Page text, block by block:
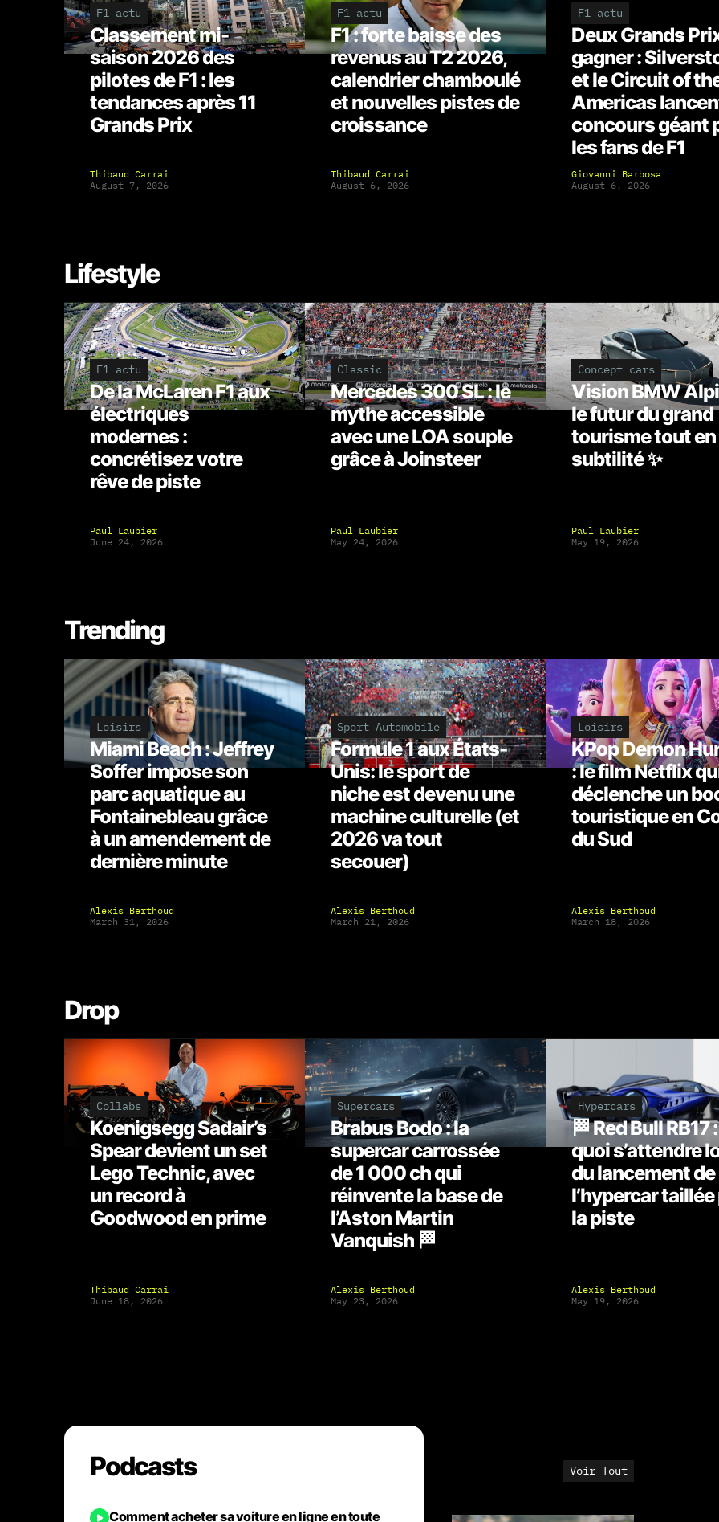
F1 actu
Classement mi-
saison 2026 des
pilotes de F1 : les
tendances après 11
Grands Prix
Thibaud Carrai
August 7, 2026
F1 actu
F1 : forte baisse des
revenus au T2 2026,
calendrier chamboulé
et nouvelles pistes de
croissance
Thibaud Carrai
August 6, 2026
F1 actu
Deux Grands
gagner :
et le Circuit of
Americas
concours géant
les fans de F1
Giovanni Barbosa
August 6, 2026
Lifestyle
F1 actu
De la McLaren F1 aux
électriques
modernes :
concrétisez votre
rêve de piste
Paul Laubier
June 24, 2026
Classic
Mercedes 300 SL : le
mythe accessible
avec une LOA souple
grâce à Joinsteer
Paul Laubier
May 24, 2026
Concept cars
Vision BMW
le futur du grand
tourisme tout en
subtilité ✨
Paul Laubier
May 19, 2026
Trending
Loisirs
Miami Beach : Jeffrey
Soffer impose son
parc aquatique au
Fontainebleau grâce
à un amendement de
dernière minute
Alexis Berthoud
March 31, 2026
Sport Automobile
Formule 1 aux États-
Unis: le sport de
niche est devenu une
machine culturelle (et
2026 va tout
secouer)
Alexis Berthoud
March 21, 2026
Loisirs
KPop Demon
: le film Netflix
déclenche un
touristique en
du Sud
Alexis Berthoud
March 18, 2026
Drop
Collabs
Koenigsegg Sadair’s
Spear devient un set
Lego Technic, avec
un record à
Goodwood en prime
Thibaud Carrai
June 18, 2026
Supercars
Brabus Bodo : la
supercar carrossée
de 1 000 ch qui
réinvente la base de
l’Aston Martin
Vanquish 🏁
Alexis Berthoud
May 23, 2026
Hypercars
🏁 Red Bull RB17
quoi s’attendre
du lancement de
l’hypercar
la piste
Alexis Berthoud
May 19, 2026
Dernières actus Voir Tout
Podcasts
Comment acheter sa voiture en ligne en toute